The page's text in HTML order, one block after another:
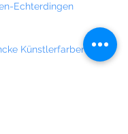
Echterdingen
Künstlerfarben